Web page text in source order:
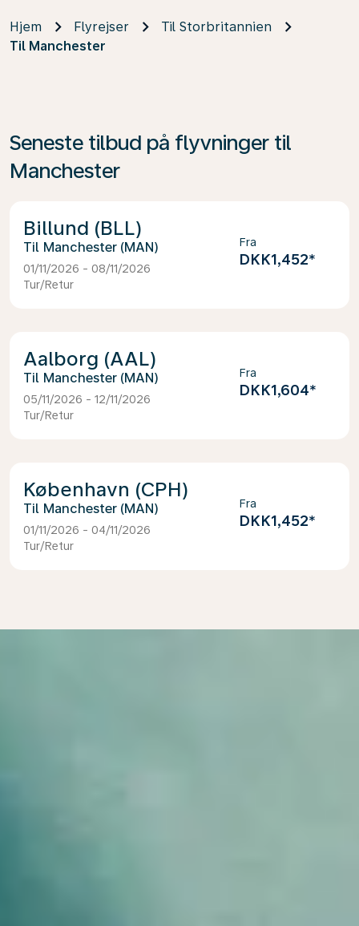
Hjem Flyrejser
Til Storbritannien
Til Manchester
Seneste tilbud på flyvninger til
Manchester
Billund (BLL)
Manchester (MAN)
01/11/2026 - 08/11/2026
Tur/Retur
Fra
DKK1,452*
Aalborg (AAL)
Manchester (MAN)
05/11/2026 - 12/11/2026
Tur/Retur
Fra
DKK1,604*
København (CPH)
Manchester (MAN)
01/11/2026 - 04/11/2026
Tur/Retur
Fra
DKK1,452*